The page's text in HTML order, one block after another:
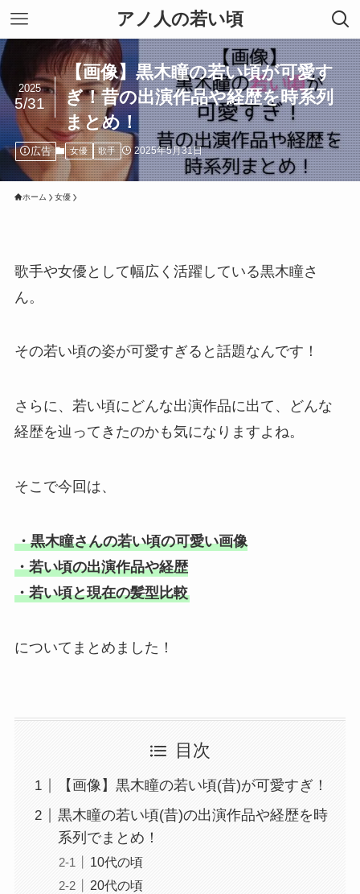
アノ人の若い頃
【画像】黒木瞳の若い頃が可愛す
ぎ！昔の出演作品や経歴を時系列
まとめ！
2025
5/31
広告 女優 歌手 2025年5月31日
ホーム 女優
歌手や女優として幅広く活躍している黒木瞳さ
ん。
その若い頃の姿が可愛すぎると話題なんです！
さらに、若い頃にどんな出演作品に出て、どんな
経歴を辿ってきたのかも気になりますよね。
そこで今回は、
・黒木瞳さんの若い頃の可愛い画像
・若い頃の出演作品や経歴
・若い頃と現在の髪型比較
についてまとめました！
目次
【画像】黒木瞳の若い頃(昔)が可愛すぎ！
黒木瞳の若い頃(昔)の出演作品や経歴を時
系列でまとめ！
10代の頃
20代の頃